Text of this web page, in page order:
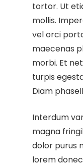
tortor. Ut
mollis.
vel orci
maecenas
morbi. Et
turpis
Diam
Interdum
magna
dolor purus
lorem